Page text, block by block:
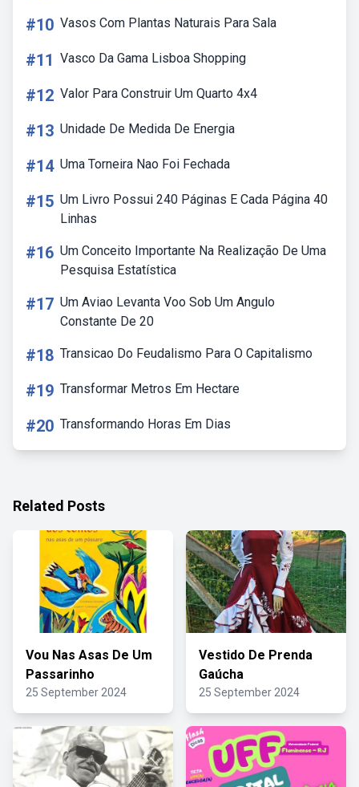
#10 Vasos Com Plantas Naturais Para Sala
#11 Vasco Da Gama Lisboa Shopping
#12 Valor Para Construir Um Quarto 4x4
#13 Unidade De Medida De Energia
#14 Uma Torneira Nao Foi Fechada
#15 Um Livro Possui 240 Páginas E Cada Página 40
Linhas
#16 Um Conceito Importante Na Realização De Uma
Pesquisa Estatística
#17 Um Aviao Levanta Voo Sob Um Angulo
Constante De 20
#18 Transicao Do Feudalismo Para O Capitalismo
#19 Transformar Metros Em Hectare
#20 Transformando Horas Em Dias
Related Posts
Vou Nas Asas De Um
Passarinho
25 September 2024
Vestido De Prenda
Gaúcha
25 September 2024